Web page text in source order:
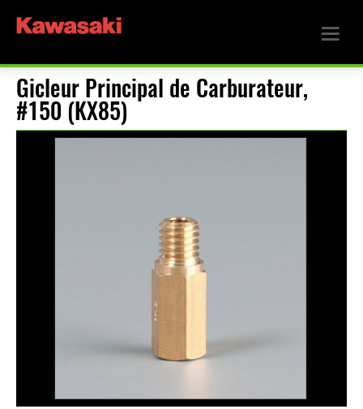
Gicleur Principal de Carburateur,
#150 (KX85)